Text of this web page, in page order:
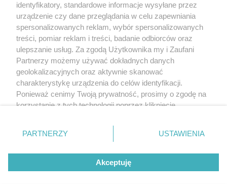
identyfikatory, standardowe informacje wysyłane przez
urządzenie czy dane przeglądania w celu zapewniania
spersonalizowanych reklam, wybór spersonalizowanych
treści, pomiar reklam i treści, badanie odbiorców oraz
ulepszanie usług. Za zgodą Użytkownika my i Zaufani
Partnerzy możemy używać dokładnych danych
geolokalizacyjnych oraz aktywnie skanować
charakterystykę urządzenia do celów identyfikacji.
Ponieważ cenimy Twoją prywatność, prosimy o zgodę na
korzystanie z tych technologii poprzez kliknięcie
zmienić/wycofać klikając przycisk ustawień prywatności
znajdujący się w lewym dolnym rogu strony
rodzaje przetwarzania danych nie wymagają zgody
użytkownika, ale masz prawo sprzeciwić się takiemu
przetwarzaniu. Preferencje będą miały zastosowanie tylko
PARTNERZY USTAWIENIA
Akceptuję